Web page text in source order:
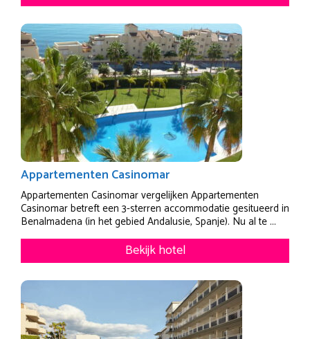
Appartementen Casinomar
Appartementen Casinomar vergelijken Appartementen
Casinomar betreft een 3-sterren accommodatie gesitueerd in
Benalmadena (in het gebied Andalusie, Spanje). Nu al te ...
Bekijk hotel